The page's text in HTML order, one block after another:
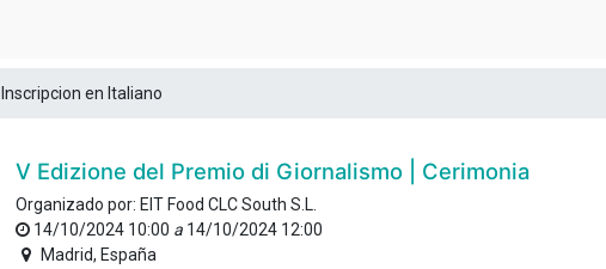
Inscripcion en Italiano
V Edizione del Premio di Giornalismo | Cerimonia
Organizado por: EIT Food CLC South S.L.
14/10/2024 10:00 a 14/10/2024 12:00
Madrid, España